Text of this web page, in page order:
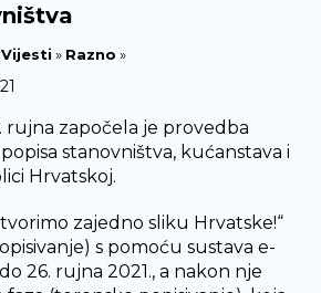
Vijesti » Razno »
rujna započela je provedba
stanovništva, kućanstava i
Hrvatskoj.
zajedno sliku Hrvatske!“
s pomoću sustava e-
26. rujna 2021., a nakon nje